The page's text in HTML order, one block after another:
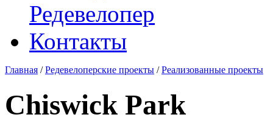
Редевелопер
Контакты
Главная /Редевелоперские проекты /Реализованные проекты
Chiswick Park